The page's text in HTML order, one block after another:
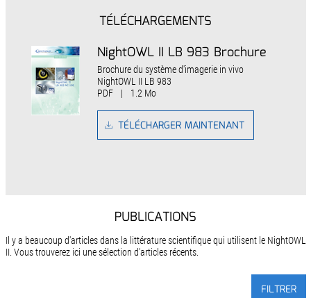
TÉLÉCHARGEMENTS
NightOWL II LB 983 Brochure
Brochure du système d'imagerie in vivo
NightOWL II LB 983
PDF
| 1.2 Mo
TÉLÉCHARGER MAINTENANT
PUBLICATIONS
Il y a beaucoup d'articles dans la littérature scientifique qui utilisent le NightOWL
II. Vous trouverez ici une sélection d'articles récents.
FILTRER